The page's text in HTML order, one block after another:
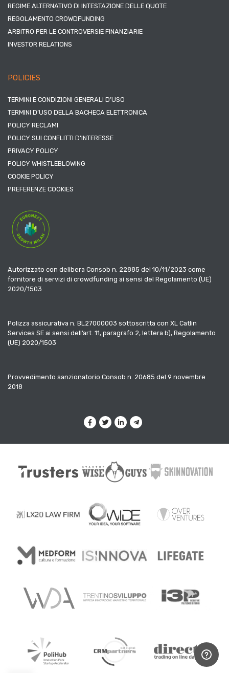
REGIME ALTERNATIVO DI INTESTAZIONE DELLE QUOTE
REGOLAMENTO CROWDFUNDING
ARBITRO PER LE CONTROVERSIE FINANZIARIE
INVESTOR RELATIONS
POLICIES
TERMINI E CONDIZIONI GENERALI D’USO
TERMINI D’USO DELLA BACHECA ELETTRONICA
POLICY RECLAMI
POLICY SUI CONFLITTI D’INTERESSE
PRIVACY POLICY
POLICY WHISTLEBLOWING
COOKIE POLICY
PREFERENZE COOKIES
Autorizzato con delibera Consob n. 22885 del 10/11/2023 come
fornitore di servizi di crowdfunding ai sensi del Regolamento (UE)
2020/1503
Polizza assicurativa n. BL27000003 sottoscritta con XL Catlin
Services SE ai sensi dell’art. 11, paragrafo 2, lettera b), Regolamento
(UE) 2020/1503
Provvedimento sanzionatorio Consob n. 20685 del 9 novembre
2018